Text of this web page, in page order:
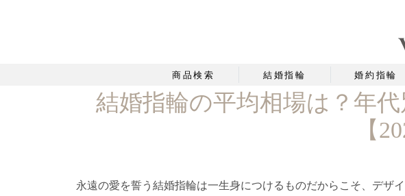
商品検索 結婚指輪 婚約指輪
結婚指輪の平均相場は？年
【
永遠の愛を誓う結婚指輪は一生身につけるものだからこそ、デザ